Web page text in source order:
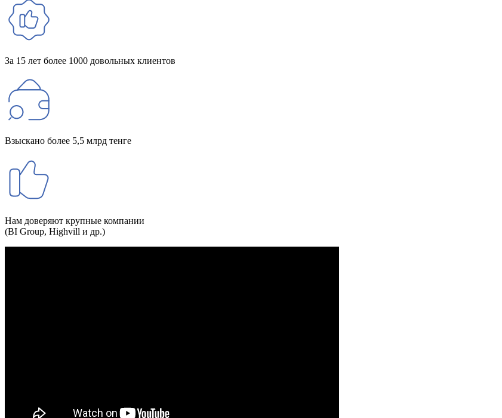
За 15 лет более 1000 довольных клиентов
Взыскано более 5,5 млрд тенге
Нам доверяют крупные компании
(BI Group, Highvill и др.)